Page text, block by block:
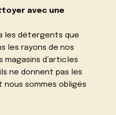
avec une
les détergents que
les rayons de nos
d’articles
ne donnent pas les
sommes obligés